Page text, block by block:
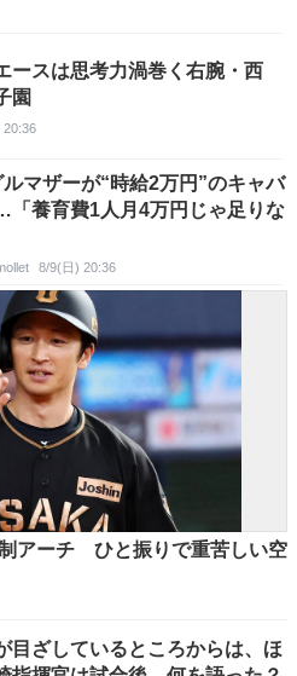
ースは思考力渦巻く右腕・西
園
20:36
マザーが“時給2万円”のキャバ
「養育費1人月4万円じゃ足りな
8/9(日) 20:36
制アーチ ひと振りで重苦しい空
目ざしているところからは、ほ